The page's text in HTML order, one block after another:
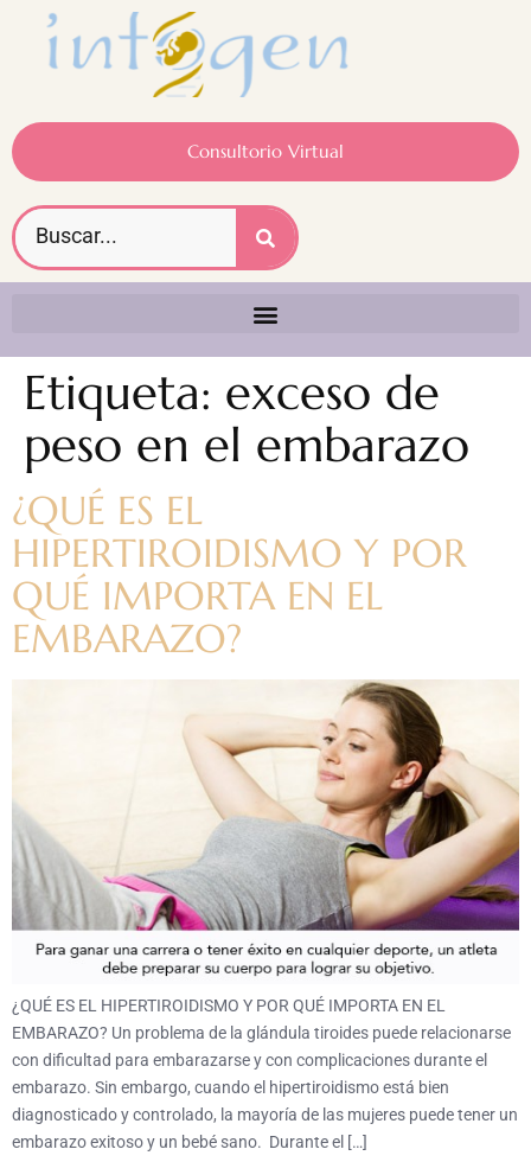
Consultorio Virtual
Etiqueta: exceso de
peso en el embarazo
¿QUÉ ES EL
HIPERTIROIDISMO Y POR
QUÉ IMPORTA EN EL
EMBARAZO?
¿QUÉ ES EL HIPERTIROIDISMO Y POR QUÉ IMPORTA EN EL
EMBARAZO? Un problema de la glándula tiroides puede relacionarse
con dificultad para embarazarse y con complicaciones durante el
embarazo. Sin embargo, cuando el hipertiroidismo está bien
diagnosticado y controlado, la mayoría de las mujeres puede tener un
embarazo exitoso y un bebé sano. Durante el […]